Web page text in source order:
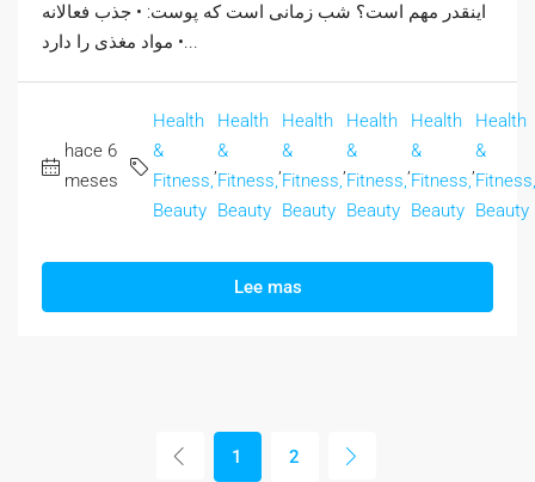
اینقدر مهم است؟ شب زمانی است که پوست: • جذب فعالانه
مواد مغذی را دارد •...
hace 6
meses
Health
&
Fitness,
Beauty
Health
&
Fitness,
Beauty
Health
&
Fitness,
Beauty
Health
&
Fitness,
Beauty
Health
&
Fitness,
Beauty
Health
&
Fitness,
Beauty
Lee mas
1 2